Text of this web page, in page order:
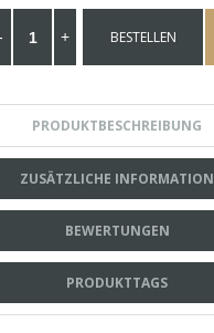
BESTELLEN
PRODUKTBESCHREIBUNG
ZUSÄTZLICHE INFORMATION
BEWERTUNGEN
PRODUKTTAGS